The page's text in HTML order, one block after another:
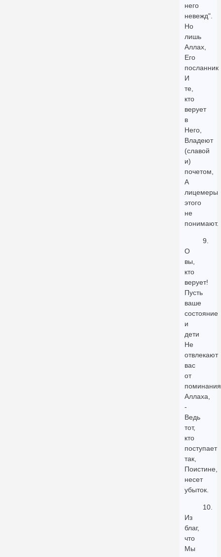
него
невежд".
Но
лишь
Аллах,
Его
посланник
И
те,
кто
верует
в
Него,
Владеют
(славой
и)
почетом,
А
лицемеры
этого
не
понимают.
9.
О
вы,
кто
верует!
Пусть
ваше
состояние
и
дети
Не
отвлекают
вас
от
поминания
Аллаха,
-
Ведь
тот,
кто
поступает
так,
Поистине,
несет
убыток.
10.
Из
благ,
что
Мы